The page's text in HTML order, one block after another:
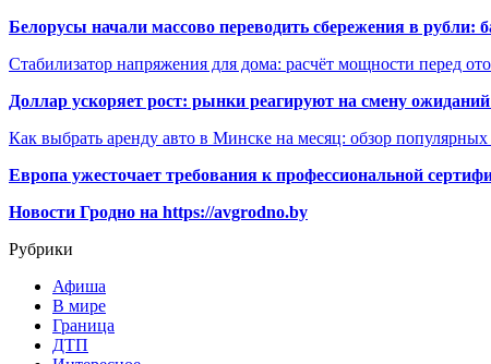
Белорусы начали массово переводить сбережения в рубли:
Стабилизатор напряжения для дома: расчёт мощности перед
Доллар ускоряет рост: рынки реагируют на смену
Как выбрать аренду авто в Минске на месяц: обзор
Европа ужесточает требования к профессиональной
Новости Гродно на https://avgrodno.by
Рубрики
Афиша
В мире
Граница
ДТП